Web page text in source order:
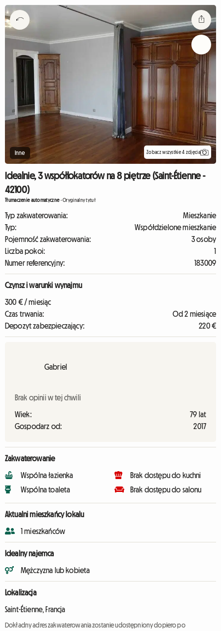
Inne Zobacz wszystkie 4 zdjęcia
Idealnie, 3 współlokatorów na 8 piętrze (Saint-Étienne -
42100)
Tłumaczenie automatyczne-Oryginalny tytuł
Typ zakwaterowania:
Mieszkanie
Typ:
Współdzielone mieszkanie
Pojemność zakwaterowania:
3 osoby
Liczba pokoi:
1
Numer referencyjny:
183009
Czynsz i warunki wynajmu
300 € / miesiąc
Czas trwania:
Od 2 miesiące
Depozyt zabezpieczający:
220 €
Gabriel
Brak opinii w tej chwili
Wiek:
79 lat
Gospodarz od:
2017
Zakwaterowanie
Wspólna łazienka
Wspólna toaleta
Brak dostępu do kuchni
Brak dostępu do salonu
Aktualni mieszkańcy lokalu
1 mieszkańców
Idealny najemca
Mężczyzna lub kobieta
Lokalizacja
Saint-Étienne, Francja
Dokładny adres zakwaterowania zostanie udostępniony dopiero po